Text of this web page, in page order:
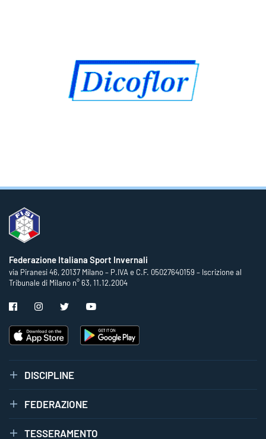
Federazione Italiana Sport Invernali
via Piranesi 46, 20137 Milano – P.IVA e C.F. 05027640159 – Iscrizione al
Tribunale di Milano n° 63, 11.12.2004
DISCIPLINE
FEDERAZIONE
TESSERAMENTO